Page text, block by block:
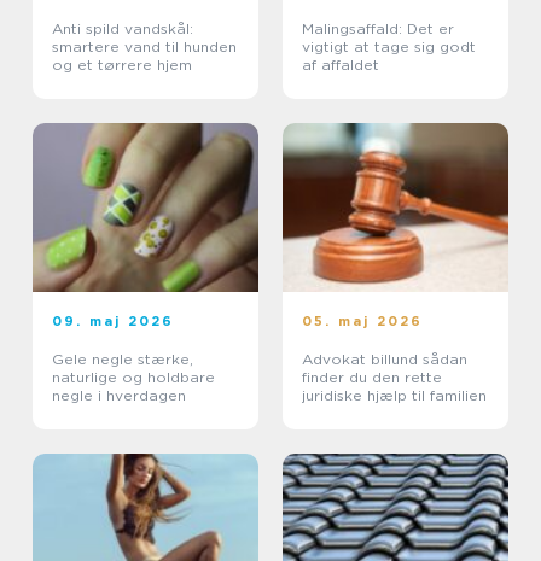
Anti spild vandskål:
smartere vand til hunden
og et tørrere hjem
Malingsaffald: Det er
vigtigt at tage sig godt
af affaldet
09. maj 2026
Gele negle stærke,
naturlige og holdbare
negle i hverdagen
05. maj 2026
Advokat billund sådan
finder du den rette
juridiske hjælp til familien